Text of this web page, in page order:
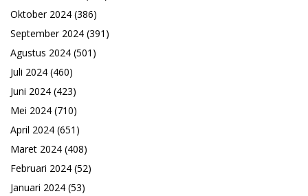
Oktober 2024 (386)
September 2024 (391)
Agustus 2024 (501)
Juli 2024 (460)
Juni 2024 (423)
Mei 2024 (710)
April 2024 (651)
Maret 2024 (408)
Februari 2024 (52)
Januari 2024 (53)